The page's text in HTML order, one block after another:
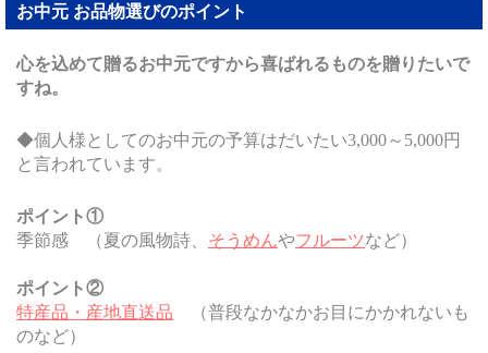
お中元 お品物選びのポイント
心を込めて贈るお中元ですから喜ばれるものを贈りたいで
すね。
◆個人様としてのお中元の予算はだいたい3,000～5,000円
と言われています。
ポイント①
季節感 （夏の風物詩、 そうめんやフルーツなど）
ポイント②
特産品・産地直送品 （普段なかなかお目にかかれないも
のなど）